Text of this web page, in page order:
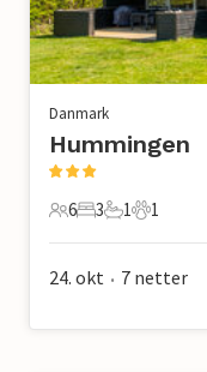
Danmark
Hummingen
6 Gjester
6
3 Soverom
3
1 Bad
1
1 Kjæledyr
1
24. okt • 7 netter